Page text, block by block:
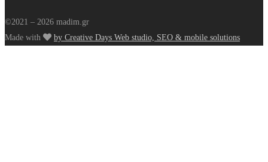
©2021 – 2026 madim.gr
Made with
by Creative Days Web studio, SEO & mobile solutions